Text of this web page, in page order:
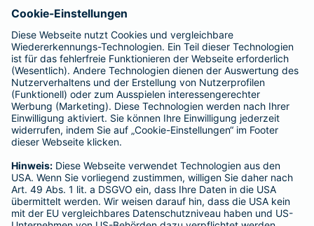
Barmenia ist Teil der BarmeniaGothaer
BELIEBTE SEITEN
Kranken-Zusatzversicherung
Tierversicherungen
Haftpflichtversicherung
Hausratversicherung
Adresse ändern
Schaden melden
Kilometerstandsmeldung